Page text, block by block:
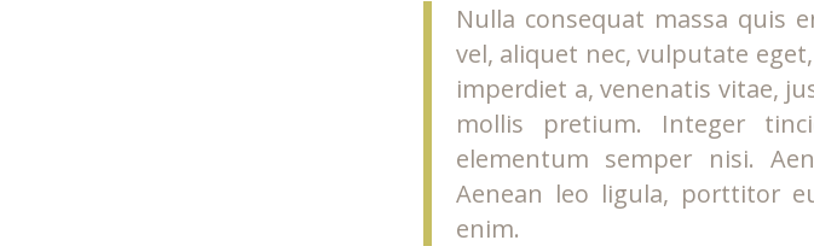
Nulla consequat massa quis
vel, aliquet nec, vulputate
imperdiet a, venenatis vitae,
mollis pretium. Integer
elementum semper nisi.
Aenean leo ligula, porttitor
enim.